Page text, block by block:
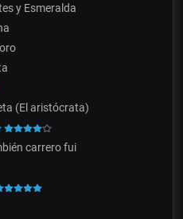
y Esmeralda
(El aristócrata)
carrero fui